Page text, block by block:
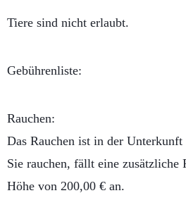
Tiere sind nicht erlaubt.
Gebührenliste:
Rauchen:
Das Rauchen ist in der
Sie rauchen, fällt eine zusätzliche
Höhe von 200,00 € an.